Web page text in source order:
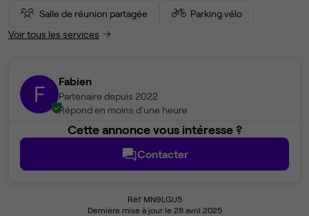
Salle de réunion partagée
Parking vélo
Voir tous les services
F Fabien
Partenaire depuis 2022
Répond en moins d'une heure
Cette annonce vous intéresse ?
Contacter
Réf MN9LGU5
Dernière mise à jour le 28 avril 2025